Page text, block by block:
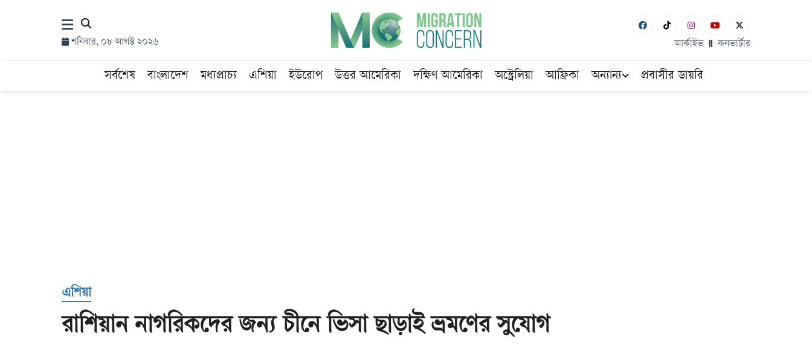
শনিবার, ০৮ আগস্ট ২০২৬ আর্কাইভ কনভার্টার
সর্বশেষ বাংলাদেশ মধ্যপ্রাচ্য এশিয়া ইউরোপ উত্তর আমেরিকা দক্ষিণ আমেরিকা অস্ট্রেলিয়া আফ্রিকা অন্যান্য প্রবাসীর ডায়রি
এশিয়া
রাশিয়ান নাগরিকদের জন্য চীনে ভিসা ছাড়াই ভ্রমণের সুযোগ